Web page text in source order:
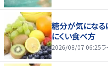
糖分が気になる
にくい食べ方
2026/08/07 06:25ラ